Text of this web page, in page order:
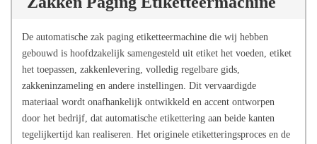
De automatische zak paging etiketteermachine die wij hebben
gebouwd is hoofdzakelijk samengesteld uit etiket het voeden, etiket
het toepassen, zakkenlevering, volledig regelbare gids,
zakkeninzameling en andere instellingen. Dit vervaardigde
materiaal wordt onafhankelijk ontwikkeld en accent ontworpen
door het bedrijf, dat automatische etikettering aan beide kanten
tegelijkertijd kan realiseren. Het originele etiketteringsproces en de